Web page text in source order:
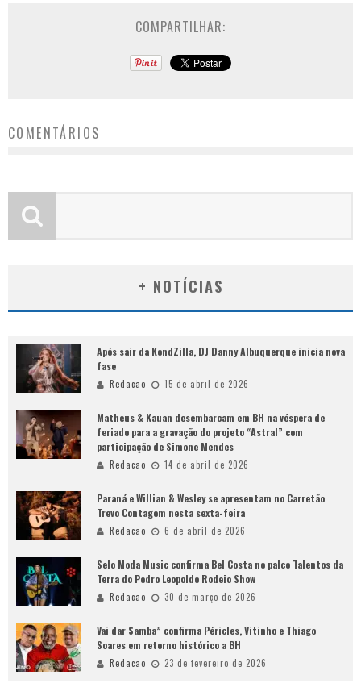
COMPARTILHAR:
COMENTÁRIOS
+ NOTÍCIAS
Após sair da KondZilla, DJ Danny Albuquerque inicia nova
fase
Redacao 15 de abril de 2026
Matheus & Kauan desembarcam em BH na véspera de
feriado para a gravação do projeto “Astral” com
participação de Simone Mendes
Redacao 14 de abril de 2026
Paraná e Willian & Wesley se apresentam no Carretão
Trevo Contagem nesta sexta-feira
Redacao 6 de abril de 2026
Selo Moda Music confirma Bel Costa no palco Talentos da
Terra do Pedro Leopoldo Rodeio Show
Redacao 30 de março de 2026
Vai dar Samba” confirma Péricles, Vitinho e Thiago
Soares em retorno histórico a BH
Redacao 23 de fevereiro de 2026